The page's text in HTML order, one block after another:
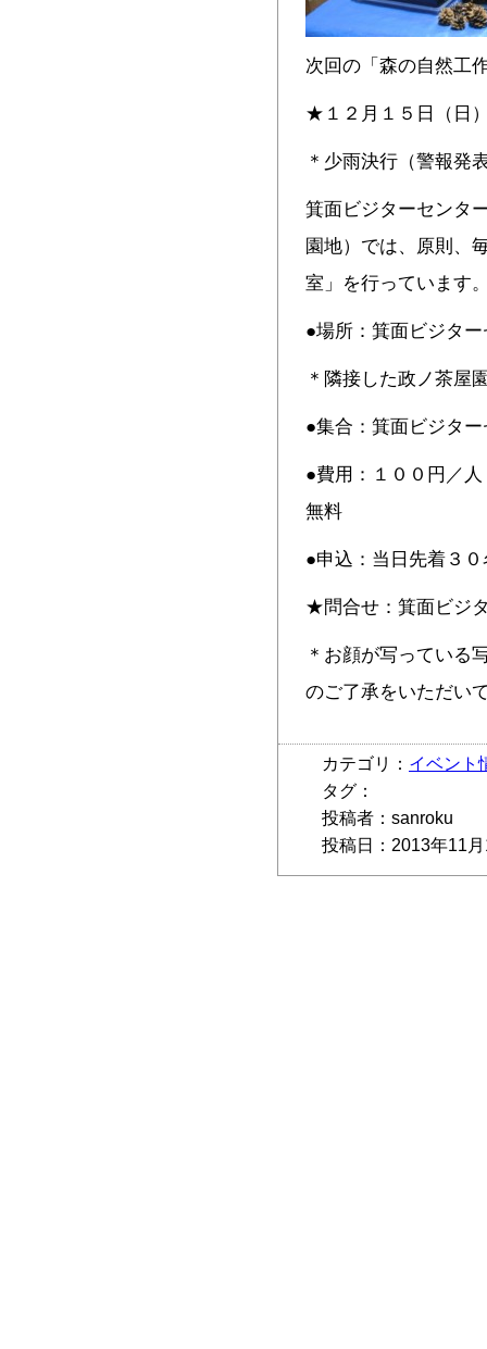
次回の「森の自然工
★１２月１５日（日
＊少雨決行（警報発
箕面ビジターセンタ
園地）では、原則、
室」を行っています
●場所：箕面ビジタ
＊隣接した政ノ茶屋
●集合：箕面ビジタ
●費用：１００円／
無料
●申込：当日先着３０
★問合せ：箕面ビジ
＊お顔が写っている
のご了承をいただい
カテゴリ： イベント
タグ：
投稿者：sanroku
投稿日：2013年11